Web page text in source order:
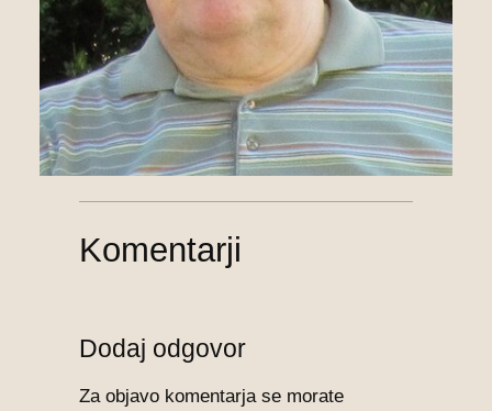
Komentarji
Dodaj odgovor
Za objavo komentarja se morate